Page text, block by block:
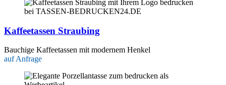
Kaffeetassen Straubing
Bauchige Kaffeetassen mit modernem Henkel
auf Anfrage